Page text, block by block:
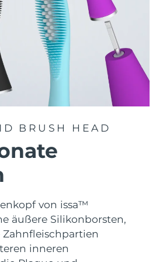
BRUSH HEAD
von issa™
äußere Silikonborsten,
inneren